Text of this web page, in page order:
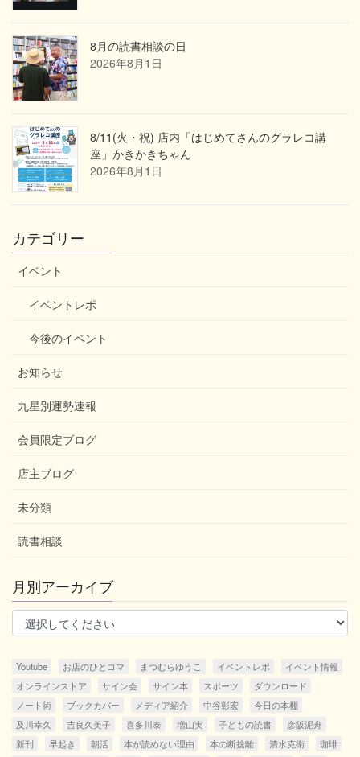
8月の読書相談の日
2026年8月1日
8/11(火・祝) 店内「はじめてさんのグラレコ講
座」かきかきちゃん
2026年8月1日
カテゴリー
イベント
イベントレポ
今後のイベント
お知らせ
九星別運勢速報
会員限定ブログ
店主ブログ
未分類
読書相談
月別アーカイブ
Youtube お店のひとコマ まつむらゆうこ イベントレポ
イベント情報
オンラインストア
サイン会 サイン本 スポーツ
ダウンロード
ノート術
ブックカバー メディア紹介 中谷彰宏
今日の本棚
及川幸久
吉良久美子 喜多川泰 増山実 子どもの読書
彦阪泥舟
新刊
早起き 朝活 本が読めない理由 本の断捨離 清水克衛
珈琲